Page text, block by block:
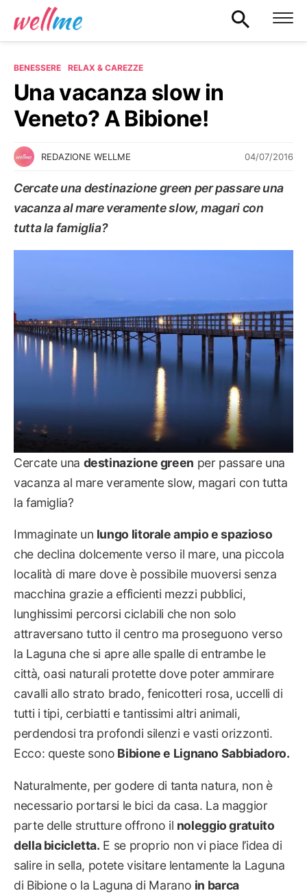
BENESSERE RELAX & CAREZZE
Una vacanza slow in
Veneto? A Bibione!
REDAZIONE WELLME 04/07/2016
Cercate una destinazione green per passare una
vacanza al mare veramente slow, magari con
tutta la famiglia?
Cercate una destinazione green per passare una
vacanza al mare veramente slow, magari con tutta
la famiglia?
Immaginate un lungo litorale ampio e spazioso
che declina dolcemente verso il mare, una piccola
località di mare dove è possibile muoversi senza
macchina grazie a efficienti mezzi pubblici,
lunghissimi percorsi ciclabili che non solo
attraversano tutto il centro ma proseguono verso
la Laguna che si apre alle spalle di entrambe le
città, oasi naturali protette dove poter ammirare
cavalli allo strato brado, fenicotteri rosa, uccelli di
tutti i tipi, cerbiatti e tantissimi altri animali,
perdendosi tra profondi silenzi e vasti orizzonti.
Ecco: queste sono Bibione e Lignano Sabbiadoro.
Naturalmente, per godere di tanta natura, non è
necessario portarsi le bici da casa. La maggior
parte delle strutture offrono il noleggio gratuito
della bicicletta. E se proprio non vi piace l’idea di
salire in sella, potete visitare lentamente la Laguna
di Bibione o la Laguna di Marano in barca